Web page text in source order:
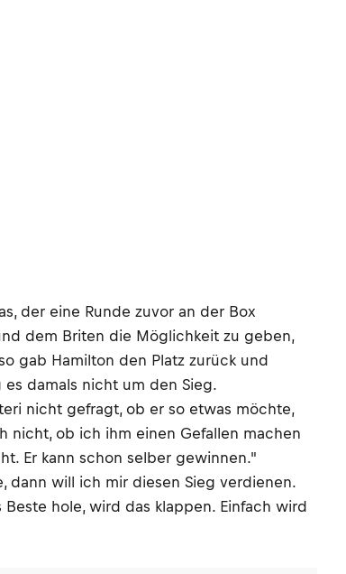
der eine Runde zuvor an der Box
dem Briten die Möglichkeit zu geben,
gab Hamilton den Platz zurück und
damals nicht um den Sieg.
nicht gefragt, ob er so etwas möchte,
nicht, ob ich ihm einen Gefallen machen
Er kann schon selber gewinnen."
dann will ich mir diesen Sieg verdienen.
hole, wird das klappen. Einfach wird